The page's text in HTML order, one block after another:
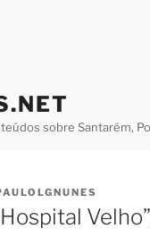
sobre Santarém,